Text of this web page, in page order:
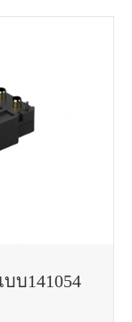
บ141054